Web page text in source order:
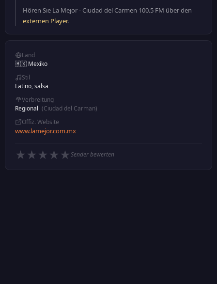
Hören Sie La Mejor - Ciudad del Carmen 100.5 FM über den
externen Player.
Land
🇲🇽 Mexiko
Stil
Latino, salsa
Verbreitung
Regional (Ciudad del Carman)
Offiz. Website
www.lamejor.com.mx
★ ★ ★ ★ ★Sender bewerten